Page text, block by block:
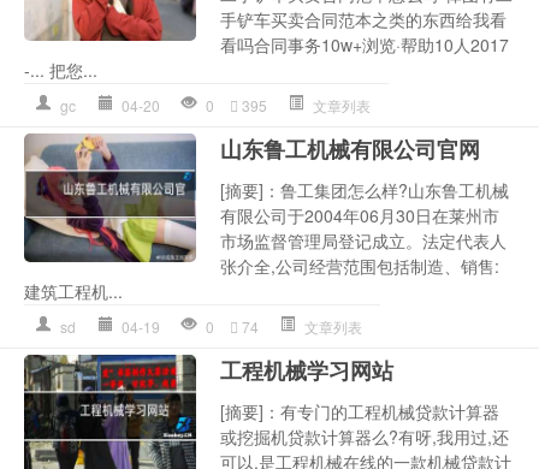
手铲车买卖合同范本之类的东西给我看
看吗合同事务10w+浏览·帮助10人2017
-... 把您...
gc 04-20 0 395 文章列表
山东鲁工机械有限公司官网
[摘要]：鲁工集团怎么样?山东鲁工机械
有限公司于2004年06月30日在莱州市
市场监督管理局登记成立。法定代表人
张介全,公司经营范围包括制造、销售:
建筑工程机...
sd 04-19 0 74 文章列表
工程机械学习网站
[摘要]：有专门的工程机械贷款计算器
或挖掘机贷款计算器么?有呀,我用过,还
可以,是工程机械在线的一款机械贷款计